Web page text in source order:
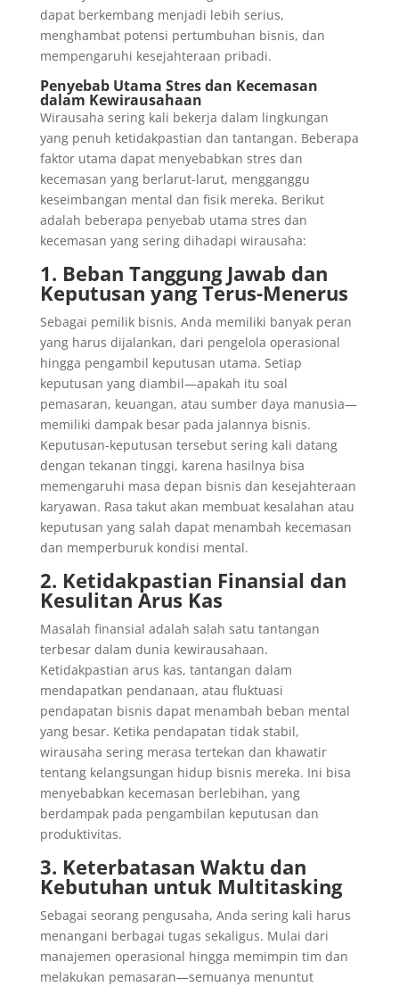
dapat berkembang menjadi lebih serius,
menghambat potensi pertumbuhan bisnis, dan
mempengaruhi kesejahteraan pribadi.
Penyebab Utama Stres dan Kecemasan
dalam Kewirausahaan
Wirausaha sering kali bekerja dalam lingkungan
yang penuh ketidakpastian dan tantangan. Beberapa
faktor utama dapat menyebabkan stres dan
kecemasan yang berlarut-larut, mengganggu
keseimbangan mental dan fisik mereka. Berikut
adalah beberapa penyebab utama stres dan
kecemasan yang sering dihadapi wirausaha:
1. Beban Tanggung Jawab dan
Keputusan yang Terus-Menerus
Sebagai pemilik bisnis, Anda memiliki banyak peran
yang harus dijalankan, dari pengelola operasional
hingga pengambil keputusan utama. Setiap
keputusan yang diambil—apakah itu soal
pemasaran, keuangan, atau sumber daya manusia—
memiliki dampak besar pada jalannya bisnis.
Keputusan-keputusan tersebut sering kali datang
dengan tekanan tinggi, karena hasilnya bisa
memengaruhi masa depan bisnis dan kesejahteraan
karyawan. Rasa takut akan membuat kesalahan atau
keputusan yang salah dapat menambah kecemasan
dan memperburuk kondisi mental.
2. Ketidakpastian Finansial dan
Kesulitan Arus Kas
Masalah finansial adalah salah satu tantangan
terbesar dalam dunia kewirausahaan.
Ketidakpastian arus kas, tantangan dalam
mendapatkan pendanaan, atau fluktuasi
pendapatan bisnis dapat menambah beban mental
yang besar. Ketika pendapatan tidak stabil,
wirausaha sering merasa tertekan dan khawatir
tentang kelangsungan hidup bisnis mereka. Ini bisa
menyebabkan kecemasan berlebihan, yang
berdampak pada pengambilan keputusan dan
produktivitas.
3. Keterbatasan Waktu dan
Kebutuhan untuk Multitasking
Sebagai seorang pengusaha, Anda sering kali harus
menangani berbagai tugas sekaligus. Mulai dari
manajemen operasional hingga memimpin tim dan
melakukan pemasaran—semuanya menuntut